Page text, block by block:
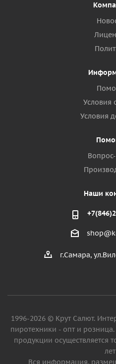
Условия
Условия
Наши
г.Самара,
1996-2026 © Крут Салют.
пиротехники - опт и
продукции осуществляется
Вся информация,